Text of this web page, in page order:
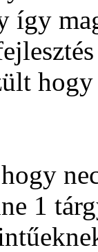
így
1